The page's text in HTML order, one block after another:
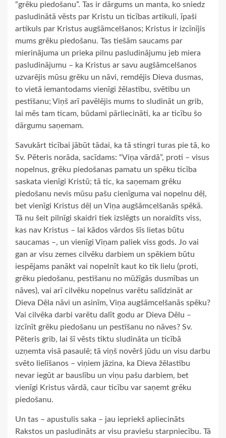
“grēku piedošanu”. Tas ir dārgums un manta, ko sniedz
pasludinātā vēsts par Kristu un ticības artikuli, īpaši
artikuls par Kristus augšāmcelšanos; Kristus ir izcīnījis
mums grēku piedošanu. Tas tiešām saucams par
mierinājuma un prieka pilnu pasludinājumu jeb miera
pasludinājumu – ka Kristus ar savu augšāmcelšanos
uzvarējis mūsu grēku un nāvi, remdējis Dieva dusmas,
to vietā iemantodams vienīgi žēlastību, svētību un
pestīšanu; Viņš arī pavēlējis mums to sludināt un grib,
lai mēs tam ticam, būdami pārliecināti, ka ar ticību šo
dārgumu saņemam.
Savukārt ticībai jābūt tādai, ka tā stingri turas pie tā, ko
Sv. Pēteris norāda, sacīdams: “Viņa vārdā”, proti – visus
nopelnus, grēku piedošanas pamatu un spēku ticība
saskata vienīgi Kristū; tā tic, ka saņemam grēku
piedošanu nevis mūsu pašu cienīguma vai nopelnu dēļ,
bet vienīgi Kristus dēļ un Viņa augšāmcelšanās spēkā.
Tā nu šeit pilnīgi skaidri tiek izslēgts un noraidīts viss,
kas nav Kristus – lai kādos vārdos šīs lietas būtu
saucamas –, un vienīgi Viņam paliek viss gods. Jo vai
gan ar visu zemes cilvēku darbiem un spēkiem būtu
iespējams panākt vai nopelnīt kaut ko tik lielu (proti,
grēku piedošanu, pestīšanu no mūžīgās dusmības un
nāves), vai arī cilvēku nopelnus varētu salīdzināt ar
Dieva Dēla nāvi un asinīm, Viņa augšāmcelšanās spēku?
Vai cilvēka darbi varētu dalīt godu ar Dieva Dēlu –
izcīnīt grēku piedošanu un pestīšanu no nāves? Sv.
Pēteris grib, lai šī vēsts tiktu sludināta un ticībā
uzņemta visā pasaulē; tā viņš novērš jūdu un visu darbu
svēto lielīšanos – viņiem jāzina, ka Dieva žēlastību
nevar iegūt ar bauslību un viņu pašu darbiem, bet
vienīgi Kristus vārdā, caur ticību var saņemt grēku
piedošanu.
Un tas – apustulis saka – jau iepriekš apliecināts
Rakstos un pasludināts ar visu praviešu starpniecību. Tā